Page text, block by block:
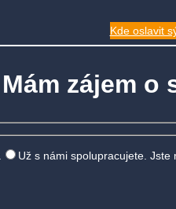
Kde oslavit
Mám zájem o
Už s námi spolupracujete. Jste